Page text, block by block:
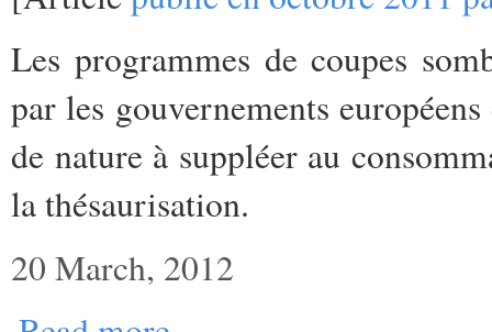
Les programmes de coupes
par les gouvernements
de nature à suppléer au
la thésaurisation.
20 March, 2012